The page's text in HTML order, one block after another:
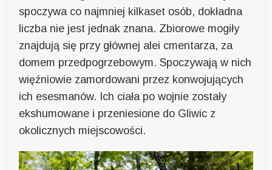
spoczywa co najmniej kilkaset osób, dokładna
liczba nie jest jednak znana. Zbiorowe mogiły
znajdują się przy głównej alei cmentarza, za
domem przedpogrzebowym. Spoczywają w nich
więźniowie zamordowani przez konwojujących
ich esesmanów. Ich ciała po wojnie zostały
ekshumowane i przeniesione do Gliwic z
okolicznych miejscowości.